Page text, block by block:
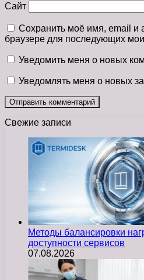
Сайт
Сохранить моё имя, email и
браузере для последующих
Уведомить меня о новых
Уведомлять меня о новых
Свежие записи
Методы балансировки
доступности сервисов
07.08.2026